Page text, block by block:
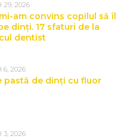
29, 2026
am convins copilul să îl
dinți. 17 sfaturi de la
dentist
6, 2026
pastă de dinți cu fluor
3, 2026